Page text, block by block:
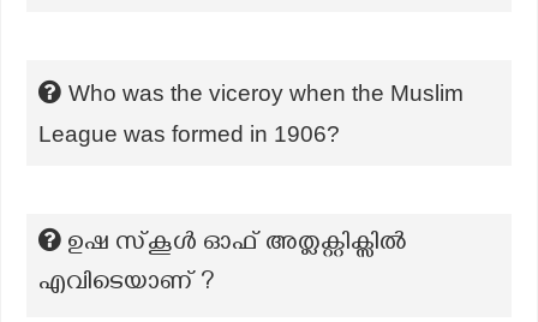
Who was the viceroy when the Muslim
League was formed in 1906?
ഉഷ സ്‌കൂൾ ഓഫ് അത്ലക്റ്റിക്സിൽ
എവിടെയാണ് ?